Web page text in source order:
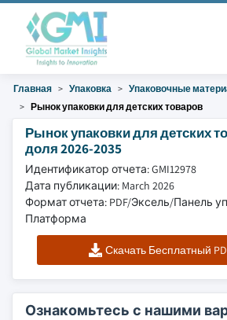
Главная Упаковка
Упаковочные
Рынок упаковки для детских товаров
Рынок упаковки для детских
доля 2026-2035
Идентификатор отчета: GMI12978
Дата публикации: March 2026
Формат отчета: PDF/Эксель/Панель
Платформа
Скачать Бесплатный
Ознакомьтесь с нашими